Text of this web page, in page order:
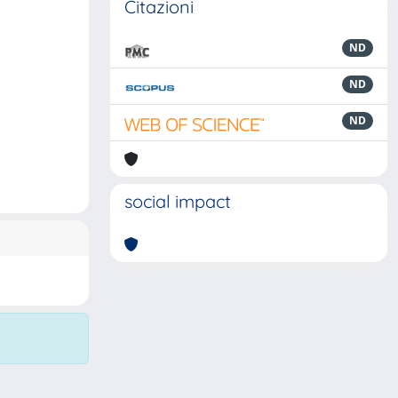
Citazioni
ND
ND
ND
social impact